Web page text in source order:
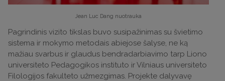
Jean Luc Dang nuotrauka
Pagrindinis vizito tikslas buvo susipažinimas su švietimo
sistema ir mokymo metodais abiejose šalyse, ne ką
mažiau svarbus ir glaudus bendradarbiavimo tarp Liono
universiteto Pedagogikos instituto ir Vilniaus universiteto
Filologijos fakulteto užmezgimas. Projekte dalyvavę